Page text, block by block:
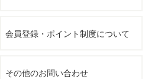
会員登録・ポイント制度について
その他のお問い合わせ